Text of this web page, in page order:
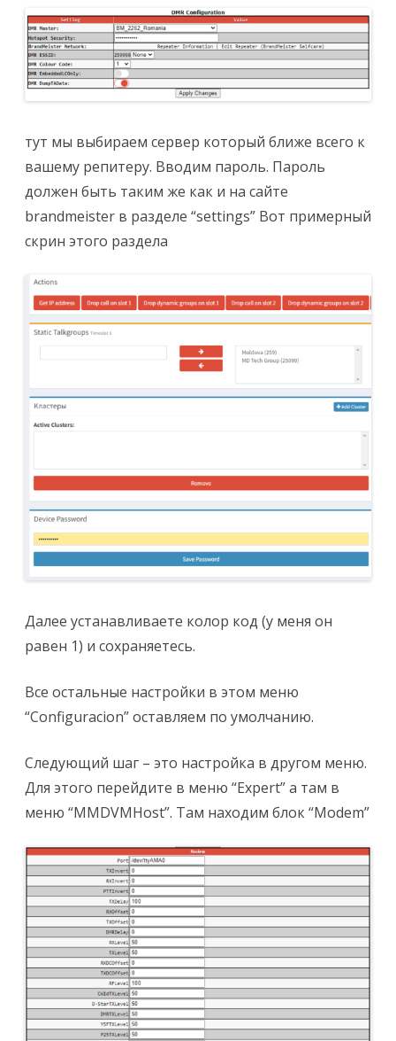
тут мы выбираем сервер который ближе всего к
вашему репитеру. Вводим пароль. Пароль
должен быть таким же как и на сайте
brandmeister в разделе “settings” Вот примерный
скрин этого раздела
Далее устанавливаете колор код (у меня он
равен 1) и сохраняетесь.
Все остальные настройки в этом меню
“Configuracion” оставляем по умолчанию.
Следующий шаг – это настройка в другом меню.
Для этого перейдите в меню “Expert” а там в
меню “MMDVMHost”. Там находим блок “Modem”